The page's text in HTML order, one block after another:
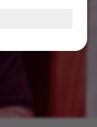
a dalších
světě. Přihlaste